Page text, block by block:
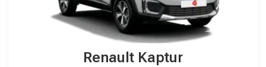
Renault Kaptur